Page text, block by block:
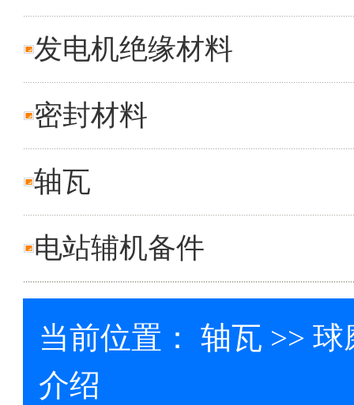
发电机绝缘材料
密封材料
轴瓦
电站辅机备件
当前位置：轴瓦 >>
介绍